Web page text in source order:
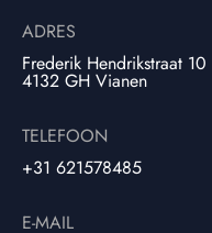
ADRES
Frederik Hendrikstraat 10
4132 GH Vianen
TELEFOON
+31 621578485
E-MAIL